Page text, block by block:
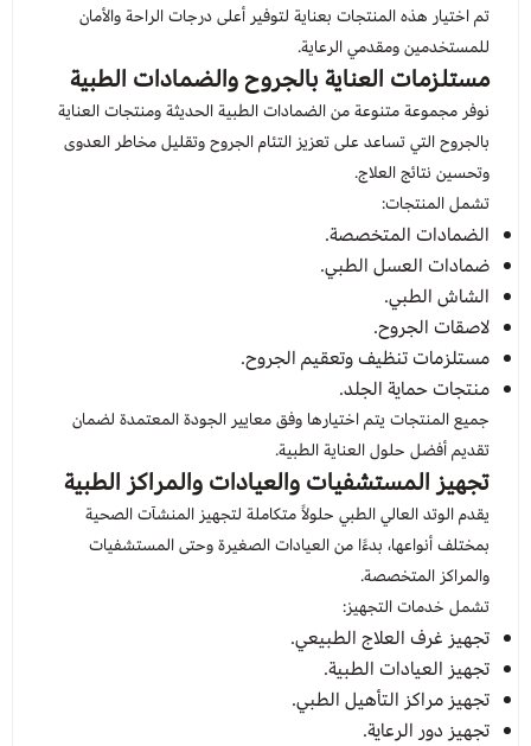
تم اختيار هذه المنتجات بعناية لتوفير أعلى درجات الراحة والأمان
للمستخدمين ومقدمي الرعاية.
مستلزمات العناية بالجروح والضمادات الطبية
نوفر مجموعة متنوعة من الضمادات الطبية الحديثة ومنتجات العناية
بالجروح التي تساعد على تعزيز التئام الجروح وتقليل مخاطر العدوى
وتحسين نتائج العلاج.
تشمل المنتجات:
الضمادات المتخصصة.
ضمادات العسل الطبي.
الشاش الطبي.
لاصقات الجروح.
مستلزمات تنظيف وتعقيم الجروح.
منتجات حماية الجلد.
جميع المنتجات يتم اختيارها وفق معايير الجودة المعتمدة لضمان
تقديم أفضل حلول العناية الطبية.
تجهيز المستشفيات والعيادات والمراكز الطبية
يقدم الوتد العالي الطبي حلولاً متكاملة لتجهيز المنشآت الصحية
بمختلف أنواعها، بدءًا من العيادات الصغيرة وحتى المستشفيات
والمراكز المتخصصة.
تشمل خدمات التجهيز:
تجهيز غرف العلاج الطبيعي.
تجهيز العيادات الطبية.
تجهيز مراكز التأهيل الطبي.
تجهيز دور الرعاية.